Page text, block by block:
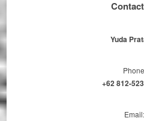
Yuda
+62 812-
Email: